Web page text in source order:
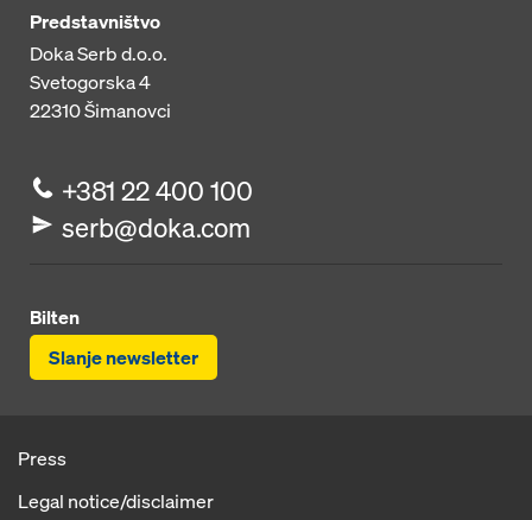
Predstavništvo
Doka Serb d.o.o.
Svetogorska 4
22310Šimanovci
+381 22 400 100
serb@doka.com
Bilten
Slanje newsletter
Press
Legal notice/disclaimer